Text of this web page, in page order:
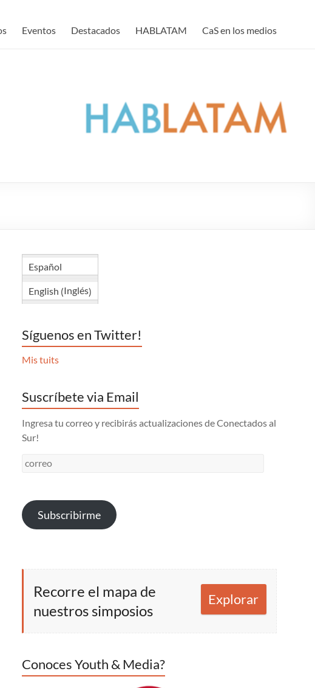
Eventos Destacados HABLATAM CaS en los medios
Español
English (Inglés)
Síguenos en Twitter!
Mis tuits
Suscríbete via Email
Ingresa tu correo y recibirás actualizaciones de Conectados al
Sur!
correo
Subscribirme
Recorre el mapa de
nuestros simposios
Explorar
Conoces Youth & Media?